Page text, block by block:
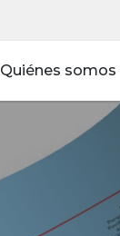
Quiénes somos